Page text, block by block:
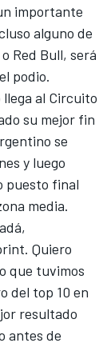
importante
alguno de
o Red Bull, será
podio.
llega al Circuito
su mejor fin
se
y luego
puesto final
media.
Quiero
que tuvimos
del top 10 en
resultado
antes de